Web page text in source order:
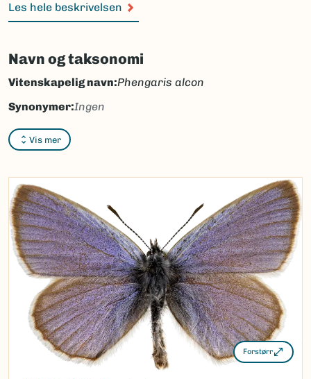
Les hele beskrivelsen
Navn og taksonomi
Vis mer
Vitenskapelig navn:Phengaris alcon
Synonymer:Ingen
Bokmål:søteblåvinge
Nynorsk:Ingen
Nordsamisk/Davvisámegiella:Ingen
Vitenskapelig navn ID:
Takson ID:95186
Gå til Nortaxa for flere detaljer
(Ekstern lenke)
Forstørr